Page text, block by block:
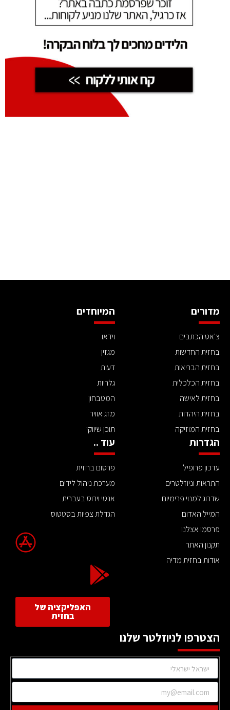
מדורים
צ'אט הכתבים
בחזית החדשות
בחזית הבריאות
בחזית הכלכלית
בחזית לאישה
בחזית היהדות
בחזית המוזיקה
המיוחדים
וידאו
מגזין
דעות
גלריות
המטבחון
מזג אוויר
תוכן שיווקי
הגדרות
עדכון פרופיל
התראות וניוזלטרים
שדרוג למנוי פרימיום
המייל האדום
פרסמו אצלנו
תקנון האתר
אודות בחזית מדיה
עוד ..
פרסום בחזית
מערכת ניהול לידים
אנטי וירוס בעברית
הגדלת צפיות בסטטוס
האפליקציה של
בחזית
הצטרפו לניוזלטר שלנו